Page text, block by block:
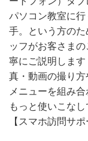
パソコン教室に
手。という方の
ッフがお客さま
寧にご説明しま
真・動画の撮り
メニューを組み
もっと使いこな
【スマホ訪問サポ